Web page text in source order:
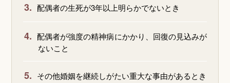
3. 配偶者の生死が3年以上明らかでないとき
4. 配偶者が強度の精神病にかかり、回復の見込みが
ないこと
5. その他婚姻を継続しがたい重大な事由があるとき